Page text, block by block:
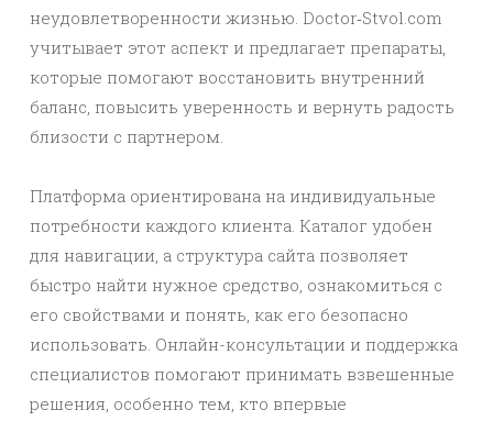
неудовлетворенности жизнью. Doctor‑Stvol.com
учитывает этот аспект и предлагает препараты,
которые помогают восстановить внутренний
баланс, повысить уверенность и вернуть радость
близости с партнером.
Платформа ориентирована на индивидуальные
потребности каждого клиента. Каталог удобен
для навигации, а структура сайта позволяет
быстро найти нужное средство, ознакомиться с
его свойствами и понять, как его безопасно
использовать. Онлайн-консультации и поддержка
специалистов помогают принимать взвешенные
решения, особенно тем, кто впервые